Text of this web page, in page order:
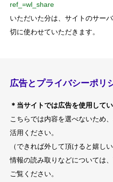
ref_=wl_share
いただいた分は、サイトのサー
切に使わせていただきます。
広告とプライバシーポリ
＊当サイトでは広告を使用して
こちらでは内容を選べないため
活用ください。
（できれば外して頂けると嬉しい
情報の読み取りなどについては
ご覧ください。